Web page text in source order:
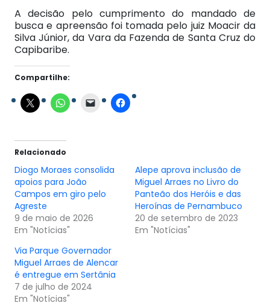
A decisão pelo cumprimento do mandado de
busca e apreensão foi tomada pelo juiz Moacir da
Silva Júnior, da Vara da Fazenda de Santa Cruz do
Capibaribe.
Compartilhe:
Relacionado
Diogo Moraes consolida
apoios para João
Campos em giro pelo
Agreste
9 de maio de 2026
Em "Notícias"
Alepe aprova inclusão de
Miguel Arraes no Livro do
Panteão dos Heróis e das
Heroínas de Pernambuco
20 de setembro de 2023
Em "Notícias"
Via Parque Governador
Miguel Arraes de Alencar
é entregue em Sertânia
7 de julho de 2024
Em "Notícias"